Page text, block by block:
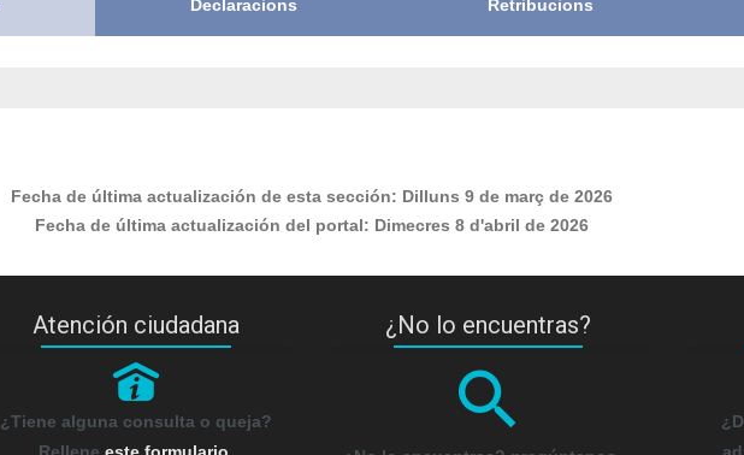
Declaracions Retribucions
Fecha de última actualización de esta sección: Dilluns 9 de març de 2026
Fecha de última actualización del portal: Dimecres 8 d'abril de 2026
Atención ciudadana
P
¿Tiene alguna consulta o queja?
¿No lo encuentras?